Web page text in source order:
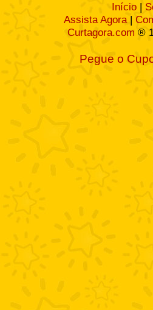
Início |
Assista Agora|
Curtagora.com ®
Pegue o